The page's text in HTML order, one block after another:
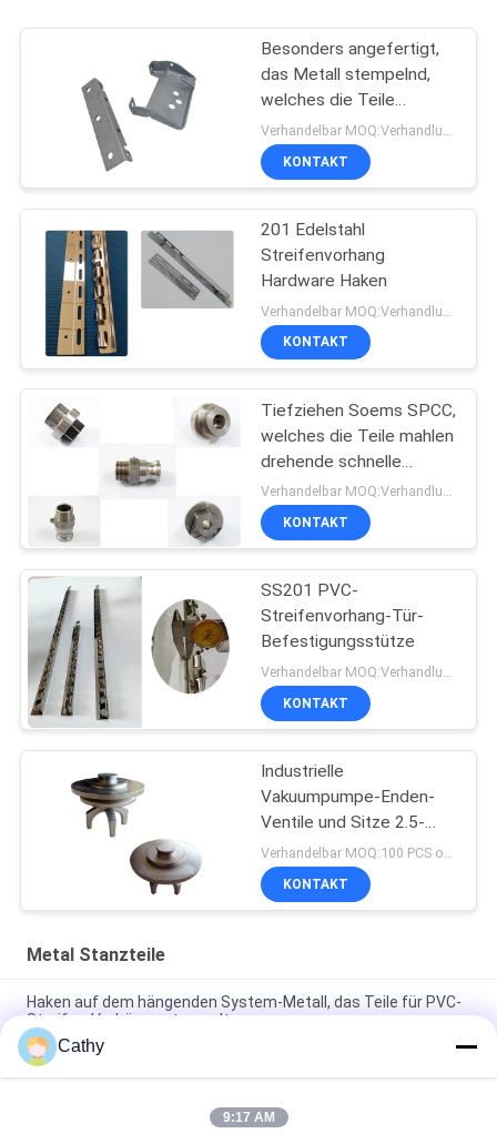
Besonders angefertigt,
das Metall stempelnd,
welches die Teile
Automobil, medizinisch
stempelt
KONTAKT
201 Edelstahl
Streifenvorhang
Hardware Haken
KONTAKT
Tiefziehen Soems SPCC,
welches die Teile mahlen
drehende schnelle
Erstausführung stempeltVerhandelbar MOQ:Verhandlung
KONTAKT
SS201 PVC-
Streifenvorhang-Tür-
Befestigungsstütze
Verhandelbar MOQ:Verhandlung
KONTAKT
Industrielle
Vakuumpumpe-Enden-
Ventile und Sitze 2.5-
4inch für
Bohrungsausrüstung
KONTAKT
Metal Stanzteile
Haken auf dem hängenden System-Metall, das Teile für PVC-
Streifen-Vorhänge stempelt
Verstellbares Eisen Schaltklemmen Handwerkzeug
Metallstempelteile Schnelle Freigabe
Hasp Metallstempelteile Schleusen Industriehardware
Cathy
9:17 AM